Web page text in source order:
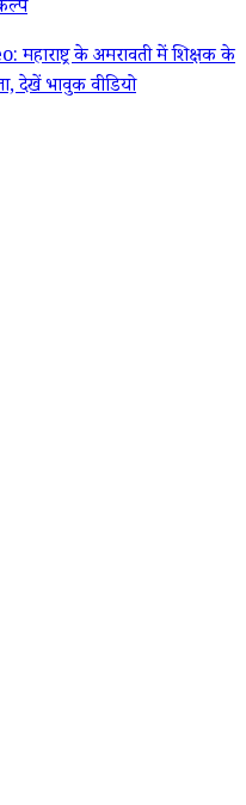
के अमरावती में शिक्षक के
देखें भावुक वीडियो